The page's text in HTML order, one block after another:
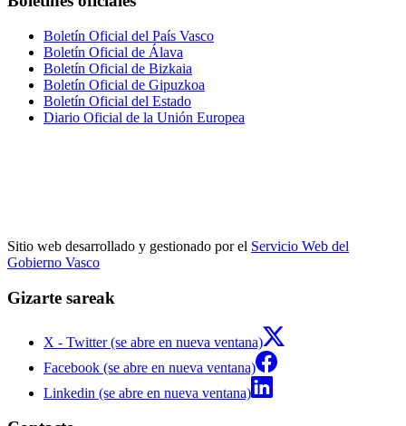
Boletín Oficial del País Vasco
Boletín Oficial de Álava
Boletín Oficial de Bizkaia
Boletín Oficial de Gipuzkoa
Boletín Oficial del Estado
Diario Oficial de la Unión Europea
Sitio web desarrollado y gestionado por el Servicio Web del
Gobierno Vasco
Gizarte sareak
X - Twitter (se abre en nueva ventana)
Facebook (se abre en nueva ventana)
Linkedin (se abre en nueva ventana)